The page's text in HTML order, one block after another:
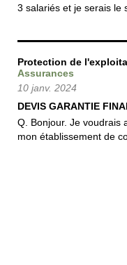
3 salariés et je serais le
Protection de
Assurances
10 janv. 2024
DEVIS GARANTIE
Q. Bonjour. Je voudrais
mon établissement de